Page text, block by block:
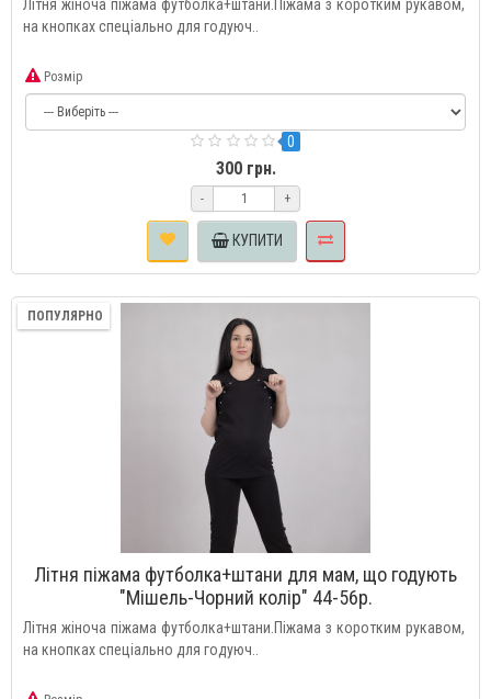
Літня жіноча піжама футболка+штани.Піжама з коротким рукавом,
на кнопках спеціально для годуюч..
Розмір
0
300 грн.
- +
КУПИТИ
ПОПУЛЯРНО
Літня піжама футболка+штани для мам, що годують
"Мішель-Чорний колір" 44-56р.
Літня жіноча піжама футболка+штани.Піжама з коротким рукавом,
на кнопках спеціально для годуюч..